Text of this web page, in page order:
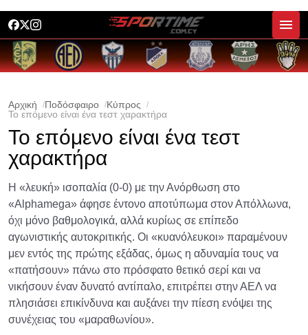
Αρχική Ποδόσφαιρο
Κύπρος
Το επόμενο είναι ένα τεστ χαρακτήρα
Το επόμενο είναι ένα τεστ
χαρακτήρα
Η «λευκή» ισοπαλία (0-0) με την Ανόρθωση στο
«Alphamega» άφησε έντονο αποτύπωμα στον Απόλλωνα,
όχι μόνο βαθμολογικά, αλλά κυρίως σε επίπεδο
αγωνιστικής αυτοκριτικής. Οι «κυανόλευκοι» παραμένουν
μεν εντός της πρώτης εξάδας, όμως η αδυναμία τους να
«πατήσουν» πάνω στο πρόσφατο θετικό σερί και να
νικήσουν έναν δυνατό αντίπαλο, επιτρέπει στην ΑΕΛ να
πλησιάσει επικίνδυνα και αυξάνει την πίεση ενόψει της
συνέχειας του «μαραθωνίου».